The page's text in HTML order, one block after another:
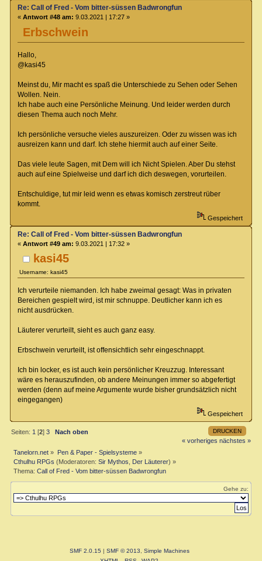
Erbschwein
Re: Call of Fred - Vom bitter-süssen Badwrongfun
« Antwort #48 am: 9.03.2021 | 17:27 »
Hallo,
@kasi45
Meinst du, Mir macht es spaß die Unterschiede zu Sehen oder Sehen
Wollen. Nein.
Ich habe auch eine Persönliche Meinung. Und leider werden durch
diesen Thema auch noch Mehr.
Ich persönliche versuche vieles auszureizen. Oder zu wissen was ich
ausreizen kann und darf. Ich stehe hiermit auch auf einer Seite.
Das viele leute Sagen, mit Dem will ich Nicht Spielen. Aber Du stehst
auch auf eine Spielweise und darf ich dich deswegen, vorurteilen.
Entschuldige, tut mir leid wenn es etwas komisch zerstreut rüber
kommt.
Gespeichert
kasi45
Username: kasi45
Re: Call of Fred - Vom bitter-süssen Badwrongfun
« Antwort #49 am: 9.03.2021 | 17:32 »
Ich verurteile niemanden. Ich habe zweimal gesagt: Was in privaten
Bereichen gespielt wird, ist mir schnuppe. Deutlicher kann ich es
nicht ausdrücken.
Läuterer verurteilt, sieht es auch ganz easy.
Erbschwein verurteilt, ist offensichtlich sehr eingeschnappt.
Ich bin locker, es ist auch kein persönlicher Kreuzzug. Interessant
wäre es herauszufinden, ob andere Meinungen immer so abgefertigt
werden (denn auf meine Argumente wurde bisher grundsätzlich nicht
eingegangen)
Gespeichert
DRUCKEN
Seiten: 1 [2]3
Nach oben
« vorheriges nächstes »
Tanelorn.net » Pen & Paper - Spielsysteme»
Cthulhu RPGs (Moderatoren:Sir Mythos Der Läuterer) »
Thema:Call of Fred - Vom bitter-süssen Badwrongfun
Gehe zu:
SMF 2.0.15 SMF © 2013, Simple Machines